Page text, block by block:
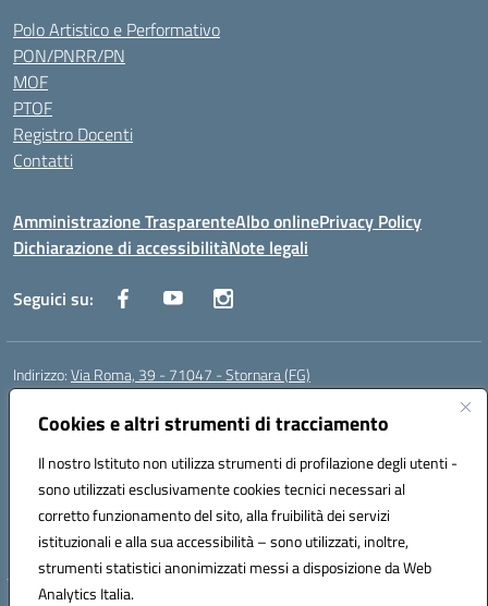
Cookies e altri strumenti di tracciamento
Il nostro Istituto non utilizza strumenti di profilazione degli utenti -
sono utilizzati esclusivamente cookies tecnici necessari al
corretto funzionamento del sito, alla fruibilità dei servizi
istituzionali e alla sua accessibilità – sono utilizzati, inoltre,
strumenti statistici anonimizzati messi a disposizione da Web
Analytics Italia.
Polo Artistico e Performativo
PON/PNRR/PN
MOF
PTOF
Registro Docenti
Contatti
Amministrazione TrasparenteAlbo onlinePrivacy Policy
Dichiarazione di accessibilitàNote legali
Seguici su:
Indirizzo:Via Roma, 39 - 71047 - Stornara (FG)
Centralino:
Posta elettronica certificata (PEC):FGIC83700P@pec.istruzione.it
Codice fiscale: 90015650717
Codice meccanografico:FGIC83700P
Codice Indice delle Pubbliche Amministrazioni (IPA): istsc_fgic83700p
Codice unico di fatturazione (CUF): UFUOPR